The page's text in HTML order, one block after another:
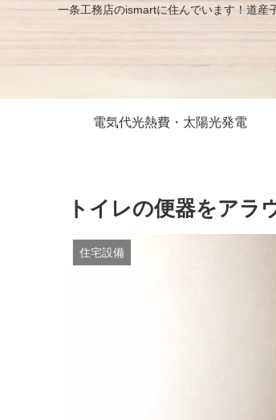
一条工務店のismartに住んでいます！道産
電気代光熱費・太陽光発電
トイレの便器をアラ
住宅設備